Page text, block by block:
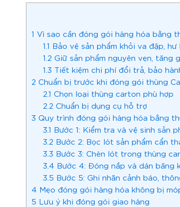
1 Vì sao cần đóng gói hàng hóa bằng
1.1 Bảo vệ sản phẩm khỏi va đập, hư
1.2 Giữ sản phẩm nguyên vẹn, tăng
1.3 Tiết kiệm chi phí đổi trả, bảo
2 Chuẩn bị trước khi đóng gói thùng
2.1 Chọn loại thùng carton phù hợp
2.2 Chuẩn bị dụng cụ hỗ trợ
3 Quy trình đóng gói hàng hóa bằng
3.1 Bước 1: Kiểm tra và vệ sinh sản
3.2 Bước 2: Bọc lót sản phẩm cẩn
3.3 Bước 3: Chèn lót trong thùng
3.4 Bước 4: Đóng nắp và dán băng
3.5 Bước 5: Ghi nhãn cảnh báo,
4 Mẹo đóng gói hàng hóa không bị
5 Lưu ý khi đóng gói giao hàng